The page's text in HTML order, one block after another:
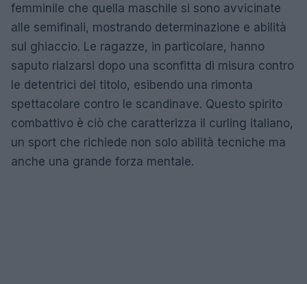
femminile che quella maschile si sono avvicinate
alle semifinali, mostrando determinazione e abilità
sul ghiaccio. Le ragazze, in particolare, hanno
saputo rialzarsi dopo una sconfitta di misura contro
le detentrici del titolo, esibendo una rimonta
spettacolare contro le scandinave. Questo spirito
combattivo è ciò che caratterizza il curling italiano,
un sport che richiede non solo abilità tecniche ma
anche una grande forza mentale.